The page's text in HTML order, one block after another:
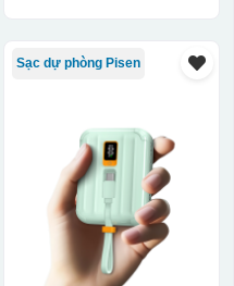
Sạc dự phòng Pisen